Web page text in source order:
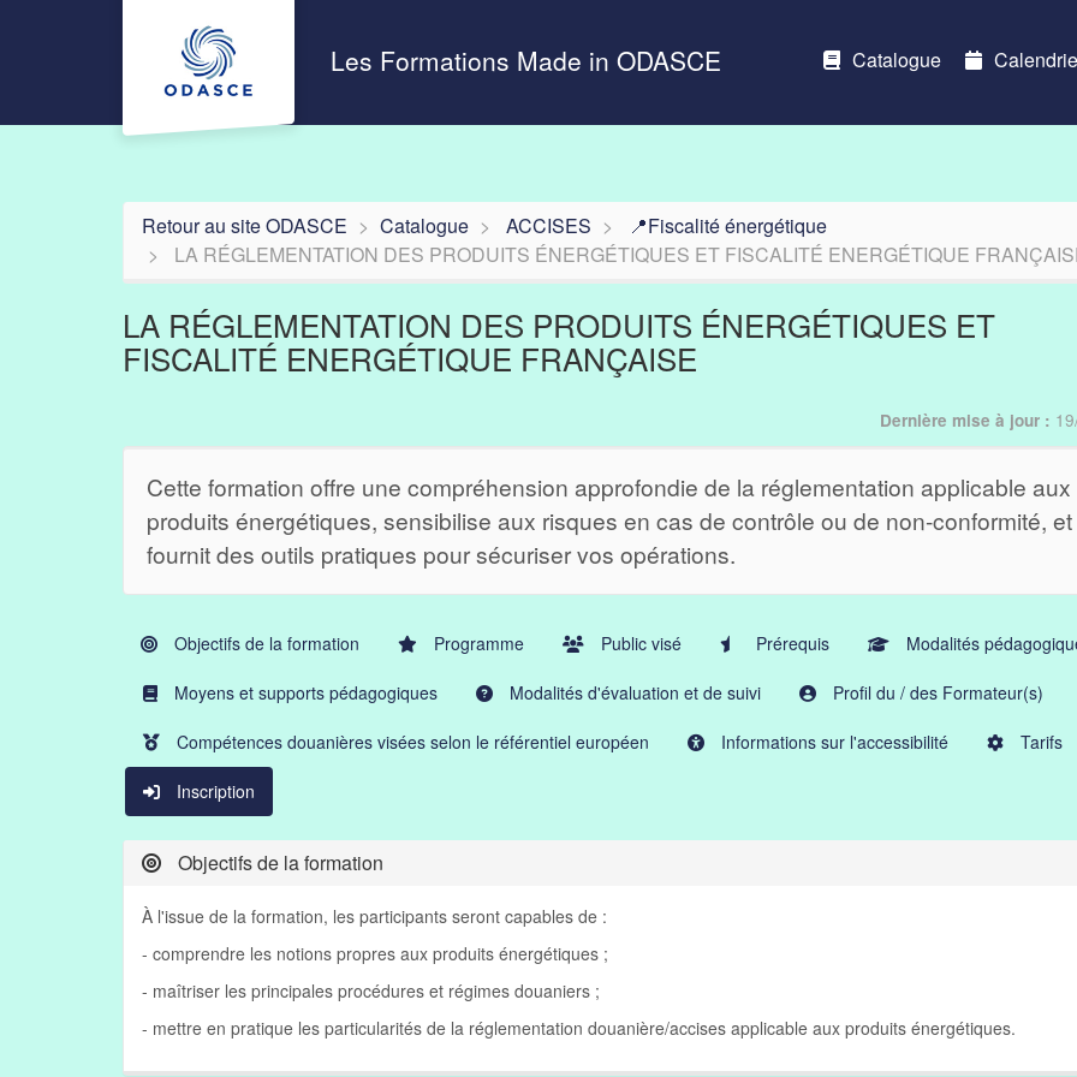
Aller au menu principal
Aller au contenu principal
Personnaliser l'interface
Les Formations Made in ODASCE Catalogue
Retour au site ODASCE Catalogue ACCISES
📍Fiscalité énergétique
LA RÉGLEMENTATION DES PRODUITS ÉNERGÉTIQUES ET FISCALITÉ ENERGÉTIQUE
LA RÉGLEMENTATION DES PRODUITS ÉNERGÉTIQUES ET
FISCALITÉ ENERGÉTIQUE FRANÇAISE
Dernière mise à jour :
Cette formation offre une compréhension approfondie de la réglementation applicable aux
produits énergétiques, sensibilise aux risques en cas de contrôle ou de non-conformité, et
fournit des outils pratiques pour sécuriser vos opérations.
Objectifs de la formation Programme Public visé Prérequis Modalités
Moyens et supports pédagogiques Modalités d'évaluation et de suivi Profil du / des Formateur(s)
Compétences douanières visées selon le référentiel européen Informations sur l'accessibilité Tarifs
Inscription
Objectifs de la formation
À l'issue de la formation, les participants seront capables de :
- comprendre les notions propres aux produits énergétiques ;
- maîtriser les principales procédures et régimes douaniers ;
- mettre en pratique les particularités de la réglementation douanière/accises applicable aux produits énergétiques.